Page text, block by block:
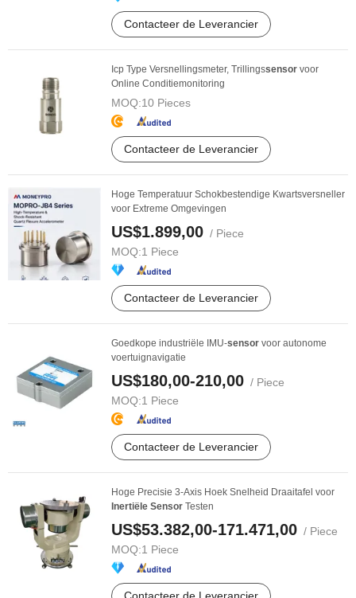
Contacteer de Leverancier
Icp Type Versnellingsmeter, Trillingssensor voor
Online Conditiemonitoring
MOQ:10 Pieces
Contacteer de Leverancier
Hoge Temperatuur Schokbestendige Kwartsversneller
voor Extreme Omgevingen
US$1.899,00 / Piece
MOQ:1 Piece
Contacteer de Leverancier
Goedkope industriële IMU-sensor voor autonome
voertuignavigatie
US$180,00-210,00 / Piece
MOQ:1 Piece
Contacteer de Leverancier
Hoge Precisie 3-Axis Hoek Snelheid Draaitafel voor
Inertiële Sensor Testen
US$53.382,00-171.471,00 / Piece
MOQ:1 Piece